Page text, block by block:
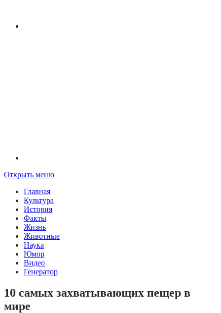
Открыть меню
Главная
Культура
История
Факты
Жизнь
Животные
Наука
Юмор
Видео
Генератор
10 самых захватывающих пещер в
мире